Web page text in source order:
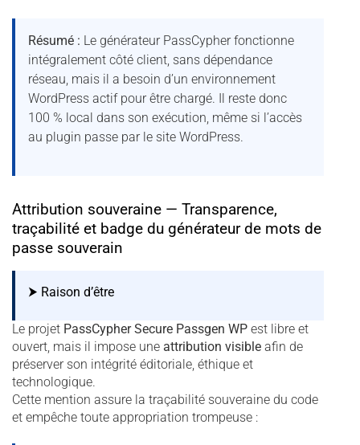
Résumé : Le générateur PassCypher fonctionne
intégralement côté client, sans dépendance
réseau, mais il a besoin d’un environnement
WordPress actif pour être chargé. Il reste donc
100 % local dans son exécution, même si l’accès
au plugin passe par le site WordPress.
Attribution souveraine — Transparence,
traçabilité et badge du générateur de mots de
passe souverain
⮞ Raison d’être
Le projet PassCypher Secure Passgen WP est libre et
ouvert, mais il impose une attribution visible afin de
préserver son intégrité éditoriale, éthique et
technologique.
Cette mention assure la traçabilité souveraine du code
et empêche toute appropriation trompeuse :